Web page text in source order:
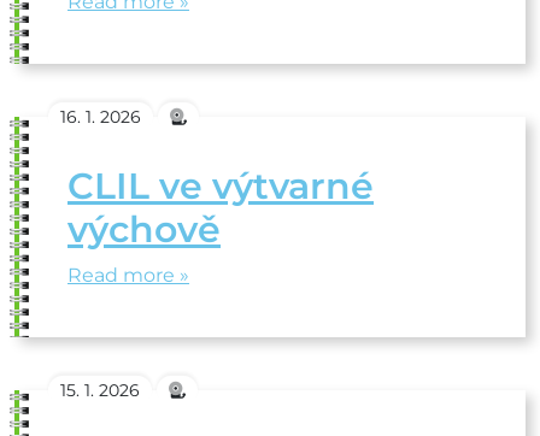
16. 1. 2026
CLIL ve výtvarné
výchově
Read more »
15. 1. 2026